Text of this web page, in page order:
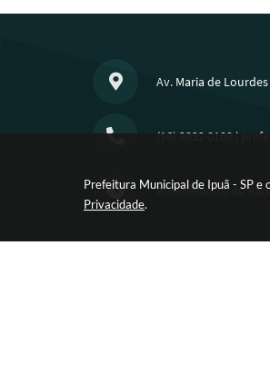
Prefeitura Municipal de Ipuã - SP e
Privacidade.
Av. Maria de Lourdes
(16) 3832 0100 |
Atendimento do